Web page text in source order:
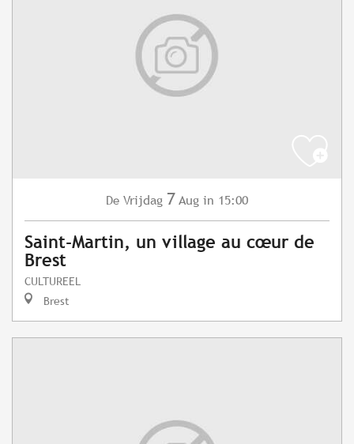
De Vrijdag 7 Aug in 15:00
Saint-Martin, un village au cœur de
Brest
CULTUREEL
Brest